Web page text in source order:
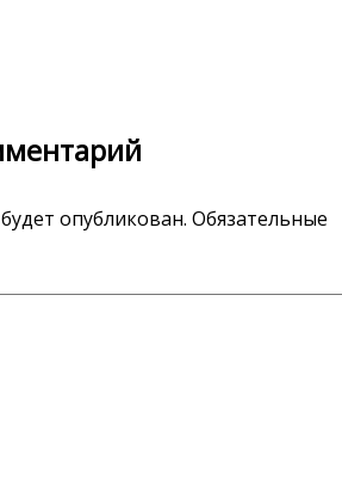
опубликован. Обязательные